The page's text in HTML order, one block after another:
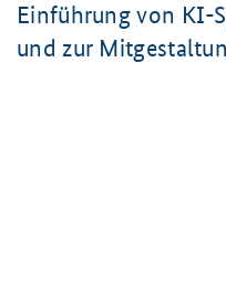
Einführung von KI-
und zur